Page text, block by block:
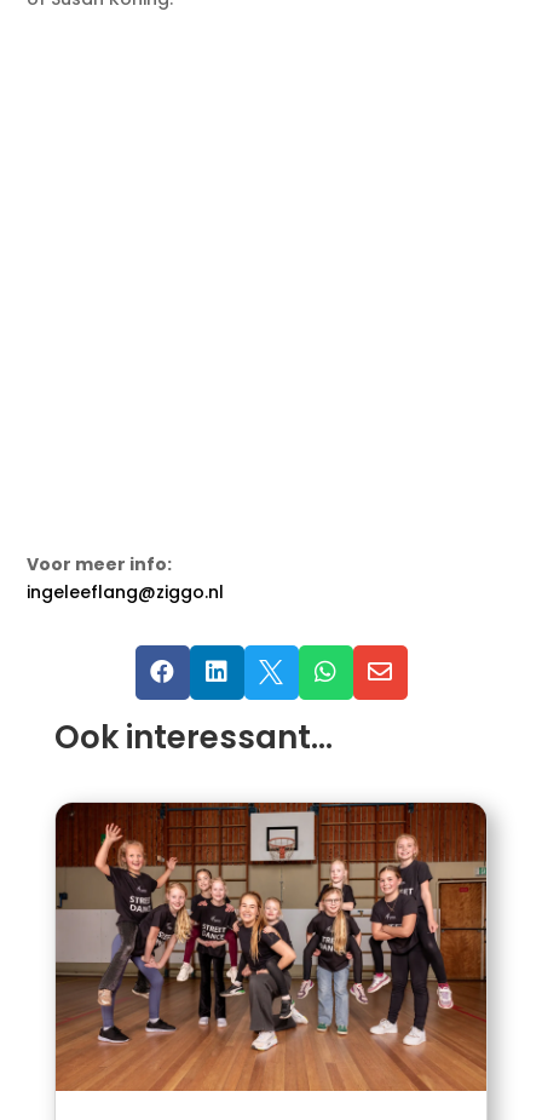
Voor meer info:
ingeleeflang@ziggo.nl
    
Ook interessant…